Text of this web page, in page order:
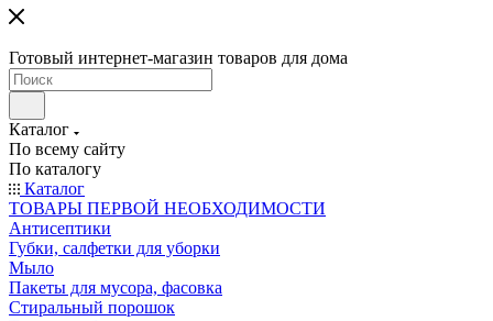
Готовый интернет-магазин товаров для дома
Каталог
По всему сайту
По каталогу
Каталог
ТОВАРЫ ПЕРВОЙ НЕОБХОДИМОСТИ
Антисептики
Губки, салфетки для уборки
Мыло
Пакеты для мусора, фасовка
Стиральный порошок